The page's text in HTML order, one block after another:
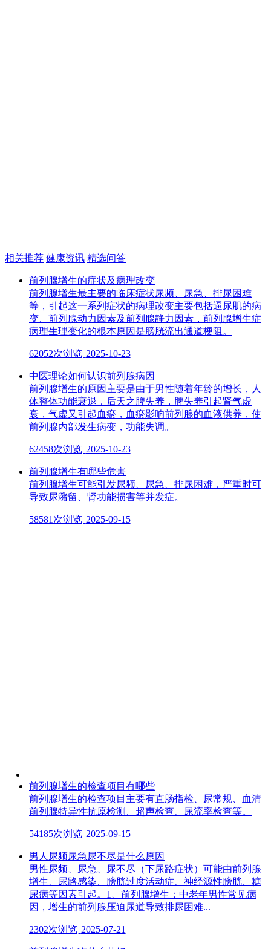
相关推荐 健康资讯 精选问答
前列腺增生的症状及病理改变
前列腺增生最主要的临床症状尿频、尿急、排尿困难
等，引起这一系列症状的病理改变主要包括逼尿肌的病
变、前列腺动力因素及前列腺静力因素，前列腺增生症
病理生理变化的根本原因是膀胱流出通道梗阻。
62052次浏览 2025-10-23
中医理论如何认识前列腺病因
前列腺增生的原因主要是由于男性随着年龄的增长，人
体整体功能衰退，后天之脾失养，脾失养引起肾气虚
衰，气虚又引起血瘀，血瘀影响前列腺的血液供养，使
前列腺内部发生病变，功能失调。
62458次浏览 2025-10-23
前列腺增生有哪些危害
前列腺增生可能引发尿频、尿急、排尿困难，严重时可
导致尿潴留、肾功能损害等并发症。
58581次浏览 2025-09-15
前列腺增生的检查项目有哪些
前列腺增生的检查项目主要有直肠指检、尿常规、血清
前列腺特异性抗原检测、超声检查、尿流率检查等。
54185次浏览 2025-09-15
男人尿频尿急尿不尽是什么原因
男性尿频、尿急、尿不尽（下尿路症状）可能由前列腺
增生、尿路感染、膀胱过度活动症、神经源性膀胱、糖
尿病等因素引起。1、前列腺增生：中老年男性常见病
因，增生的前列腺压迫尿道导致排尿困难...
2302次浏览 2025-07-21